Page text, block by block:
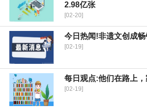
2.98亿张
[02-20]
今日热闻!非遗文创成
[02-19]
每日观点:他们在路上
[02-19]